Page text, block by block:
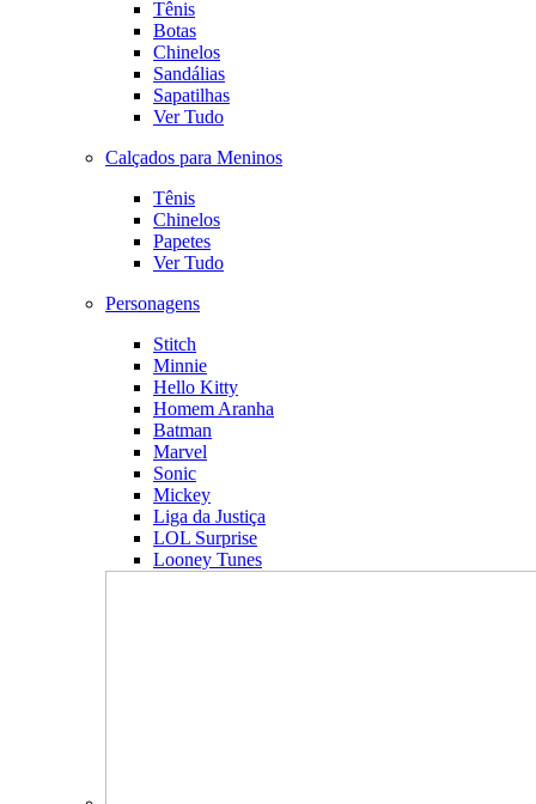
Tênis
Botas
Chinelos
Sandálias
Sapatilhas
Ver Tudo
Calçados para Meninos
Tênis
Chinelos
Papetes
Ver Tudo
Personagens
Stitch
Minnie
Hello Kitty
Homem Aranha
Batman
Marvel
Sonic
Mickey
Liga da Justiça
LOL Surprise
Looney Tunes